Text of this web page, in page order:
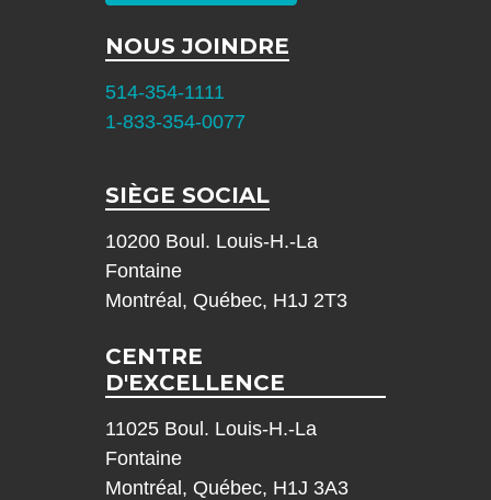
NOUS JOINDRE
514-354-1111
1-833-354-0077
SIÈGE SOCIAL
10200 Boul. Louis-H.-La
Fontaine
Montréal, Québec, H1J 2T3
CENTRE
D'EXCELLENCE
11025 Boul. Louis-H.-La
Fontaine
Montréal, Québec, H1J 3A3